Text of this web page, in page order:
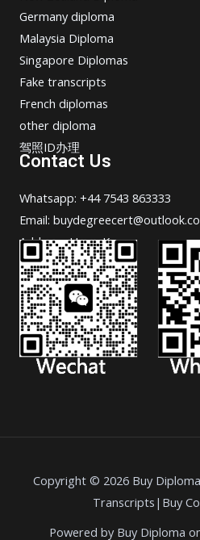
Germany diploma
Malaysia Diploma
Singapore Diplomas
Fake transcripts
French diplomas
other diploma
驾照ID办理
Contact Us
Whatsapp: +44 7543 863333
Email:
Address: Hong Kong.
Copyright © 2026 Buy
Transcripts|Buy
Powered by Buy Diploma